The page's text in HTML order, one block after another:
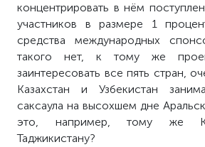
концентрировать в нём
участников в размере 1
средства международных
такого нет, к тому же
заинтересовать все пять стран,
Казахстан и Узбекистан
саксаула на высохшем дне
это, например, тому же
Таджикистану?